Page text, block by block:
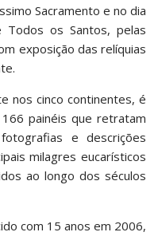
Sacramento e no dia
os Santos, pelas
exposição das relíquias
nos cinco continentes, é
painéis que retratam
e descrições
milagres eucarísticos
ao longo dos séculos
com 15 anos em 2006,